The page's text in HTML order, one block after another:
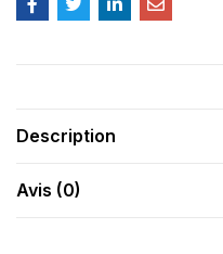
Description
Avis (0)